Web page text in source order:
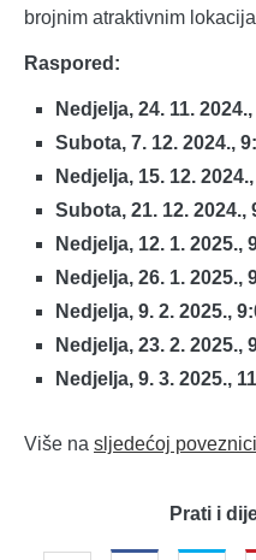
brojnim atraktivnim
Raspored:
Nedjelja, 24. 11.
Subota, 7. 12. 2024.,
Nedjelja, 15. 12.
Subota, 21. 12. 2024.,
Nedjelja, 12. 1.
Nedjelja, 26. 1. 2025.,
Nedjelja, 9. 2. 2025.,
Nedjelja, 23. 2.
Nedjelja, 9. 3. 2025.,
Više na sljedećoj poveznici
Prati i